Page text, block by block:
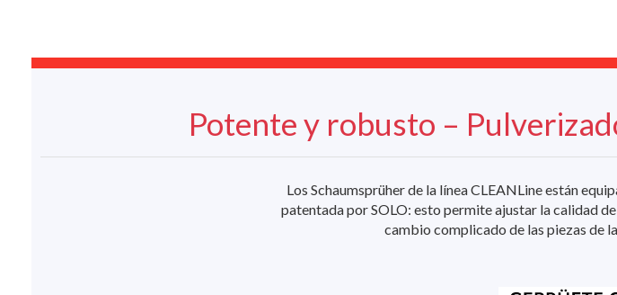
Potente y robusto –
Los Schaumsprüher de la línea CLEANLine están
patentada por SOLO: esto permite ajustar la calidad
cambio complicado de las piezas de